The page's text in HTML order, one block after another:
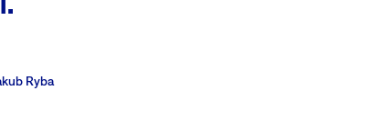
Ryba